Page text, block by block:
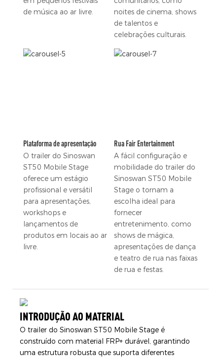
de música ao ar livre.
noites de cinema, shows
de talentos e
celebrações culturais.
Plataforma de apresentação
O trailer do Sinoswan
ST50 Mobile Stage
oferece um estágio
profissional e versátil
para apresentações,
workshops e
lançamentos de
produtos em locais ao ar
livre.
Rua Fair Entertainment
A fácil configuração e
mobilidade do trailer do
Sinoswan ST50 Mobile
Stage o tornam a
escolha ideal para
fornecer
entretenimento, como
shows de mágica,
apresentações de dança
e teatro de rua nas faixas
de rua e festas.
INTRODUÇÃO AO MATERIAL
O trailer do Sinoswan ST50 Mobile Stage é
construído com material FRP+ durável, garantindo
uma estrutura robusta que suporta diferentes